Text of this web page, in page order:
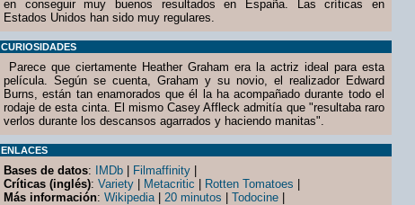
en conseguir muy buenos resultados en España. Las críticas en
Estados Unidos han sido muy regulares.
CURIOSIDADES
Parece que ciertamente Heather Graham era la actriz ideal para esta
película. Según se cuenta, Graham y su novio, el realizador Edward
Burns, están tan enamorados que él la ha acompañado durante todo el
rodaje de esta cinta. El mismo Casey Affleck admitía que "resultaba raro
verlos durante los descansos agarrados y haciendo manitas".
ENLACES
Bases de datos: IMDb Filmaffinity
Críticas (inglés): Variety Metacritic Rotten Tomatoes
Más información: Wikipedia| 20 minutos Todocine